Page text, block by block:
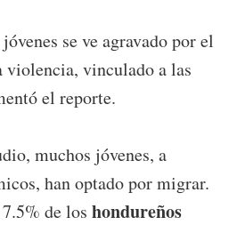
se ve agravado por el
violencia, vinculado a las
el reporte.
muchos jóvenes, a
han optado por migrar.
de los hondureños